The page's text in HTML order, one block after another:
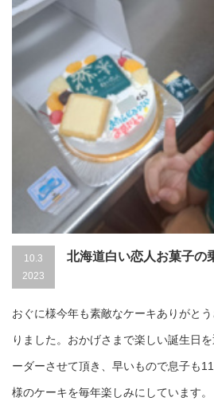
10.3
2023
北海道白い恋人お菓子の
おぐに様今年も素敵なケーキありがと
りました。おかげさまで楽しい誕生日
ーダーさせて頂き、早いもので息子も
様のケーキを毎年楽しみにしています。